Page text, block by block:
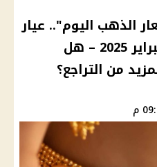
الذهب اليوم".. عيار
21 ينخفض السبت 15 فبراير 2025 – هل
من التراجع؟